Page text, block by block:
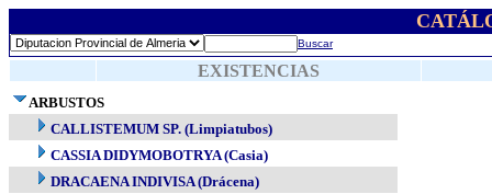
Buscar
EXISTENCIAS
ARBUSTOS
CALLISTEMUM SP. (Limpiatubos)
CASSIA DIDYMOBOTRYA (Casia)
DRACAENA INDIVISA (Drácena)